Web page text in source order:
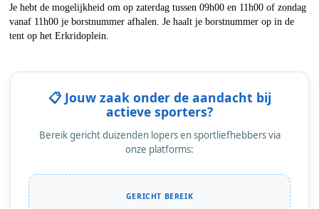
Je hebt de mogelijkheid om op zaterdag tussen 09h00 en 11h00 of zondag
vanaf 11h00 je borstnummer afhalen. Je haalt je borstnummer op in de
tent op het Erkridoplein.
📋 Jouw zaak onder de aandacht bij
actieve sporters?
Bereik gericht duizenden lopers en sportliefhebbers via
onze platforms:
GERICHT BEREIK